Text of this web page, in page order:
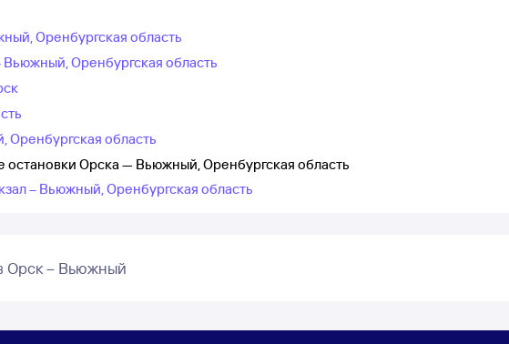
Оренбургская область
Оренбургская область
область
остановки Орска — Вьюжный, Оренбургская область
– Вьюжный, Оренбургская область
Орск – Вьюжный